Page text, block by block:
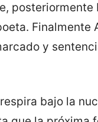
posteriormente
Finalmente
y
bajo la